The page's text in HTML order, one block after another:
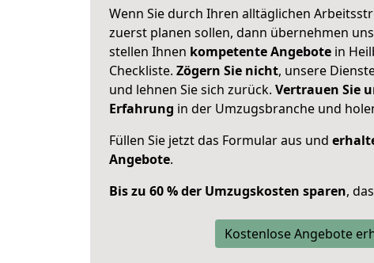
Wenn Sie durch Ihren alltäglichen
zuerst planen sollen, dann übernehmen
stellen Ihnen kompetente Angebote in
Checkliste. Zögern Sie nicht, unsere
und lehnen Sie sich zurück. Vertrauen Sie
Erfahrung in der Umzugsbranche und
Füllen Sie jetzt das Formular aus und
Angebote.
Bis zu 60 % der Umzugskosten sparen,
Kostenlose Angebote